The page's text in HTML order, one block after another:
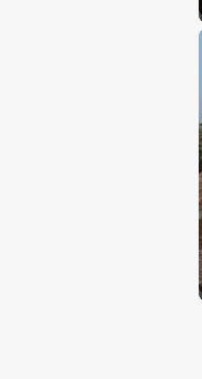
Pengelola
Kedungwuluh
Lahan Tidak